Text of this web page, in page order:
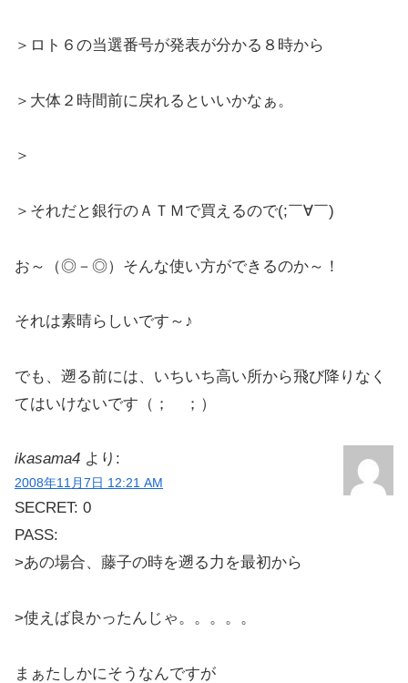
＞ロト６の当選番号が発表が分かる８時から
＞大体２時間前に戻れるといいかなぁ。
＞
＞それだと銀行のＡＴＭで買えるので(;￣∀￣)ゞ
お～（◎－◎）そんな使い方ができるのか～！
それは素晴らしいです～♪
でも、遡る前には、いちいち高い所から飛び降りなく
てはいけないです（； ；）
ikasama4 より:
2008年11月7日 12:21 AM
SECRET: 0
PASS:
>あの場合、藤子の時を遡る力を最初から
>使えば良かったんじゃ。。。。。
まぁたしかにそうなんですが